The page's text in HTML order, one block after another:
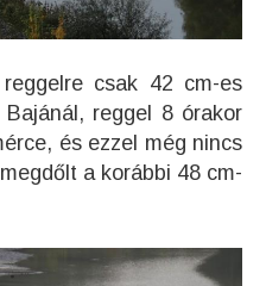
csak 42 cm-es
reggel 8 órakor
és ezzel még nincs
a korábbi 48 cm-